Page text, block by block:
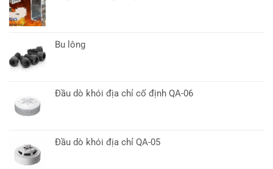
Bu lông
Đầu dò khói địa chỉ cố định QA-06
Đầu dò khói địa chỉ QA-05